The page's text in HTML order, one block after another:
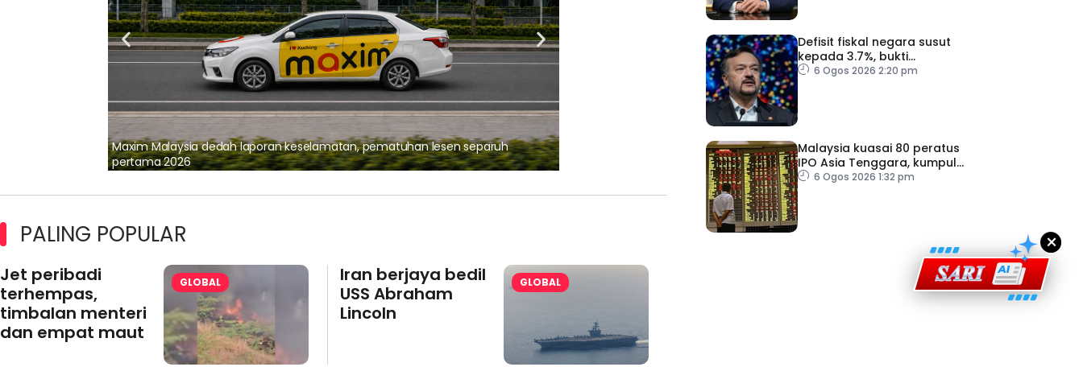
Maxim Malaysia dedah laporan keselamatan, pematuhan lesen separuh
pertama 2026
Ajinomoto (Malaysia) Berhad Perkasa SCORE Marathon 2026 Melalui Kerjasama
aminoVITAL® Bersama Pempengaruh Larian Antarabangsa
PALING POPULAR
Jet peribadi
terhempas,
timbalan menteri
dan empat maut
GLOBAL
Iran berjaya bedil
USS Abraham
Lincoln
GLOBAL
Defisit fiskal negara susut
kepada 3.7%, bukti
keyakinan pelabur masih
6 Ogos 2026 2:20 pm
Malaysia kuasai 80 peratus
IPO Asia Tenggara, kumpul
AS$1.4 bilion separuh
6 Ogos 2026 1:32 pm
×